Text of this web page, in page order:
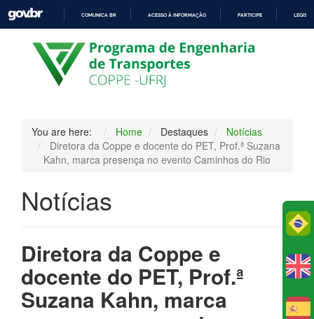
PARA
O
CONTEÚDO
COMUNICA BR ACESSO À INFORMAÇÃO PARTICIPE
You are here: Home Destaques
Notícias
Diretora da Coppe e docente do PET, Prof.ª Suzana
Kahn, marca presença no evento Caminhos do Rio
Notícias
Diretora da Coppe e
docente do PET, Prof.ª
Suzana Kahn, marca